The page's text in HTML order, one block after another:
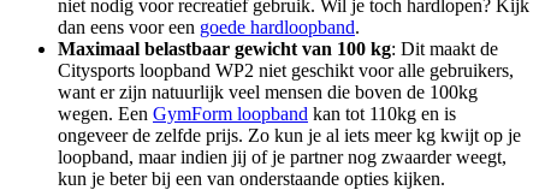
niet nodig voor recreatief gebruik. Wil je toch hardlopen? Kijk
dan eens voor een goede hardloopband.
Maximaal belastbaar gewicht van 100 kg: Dit maakt de
Citysports loopband WP2 niet geschikt voor alle gebruikers,
want er zijn natuurlijk veel mensen die boven de 100kg
wegen. Een GymForm loopband kan tot 110kg en is
ongeveer de zelfde prijs. Zo kun je al iets meer kg kwijt op je
loopband, maar indien jij of je partner nog zwaarder weegt,
kun je beter bij een van onderstaande opties kijken.